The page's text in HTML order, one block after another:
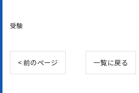
受験
< 前のページ 一覧に戻る